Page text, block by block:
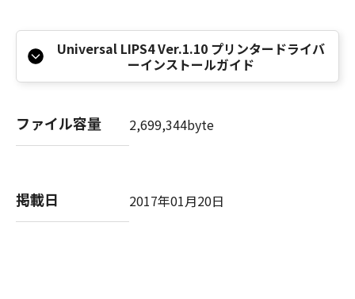
10．分離可能性
本契約書のいずれかの条項またはその一部が法
律により無効であると決定された場合でも、そ
の他の条項は完全に有効に存続するものとしま
以 上
No.026373
Universal LIPS4 Ver.1.10 プリンタードライバ
ーインストールガイド
ファイル容量 2,699,344byte
掲載日 2017年01月20日